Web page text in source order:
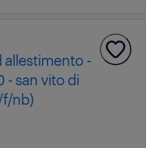
allestimento -
- san vito di
f/nb)